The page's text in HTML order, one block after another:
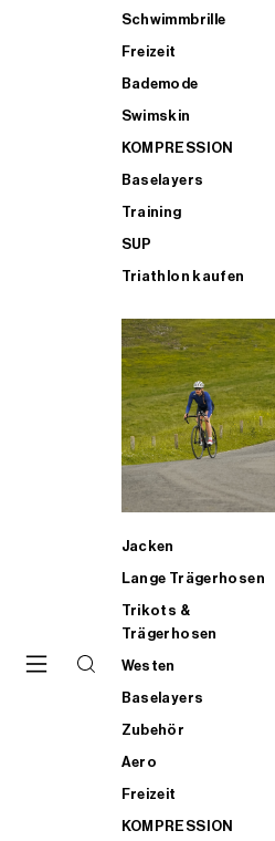
Schwimmbrille
Freizeit
Bademode
Swimskin
KOMPRESSION
Baselayers
Training
SUP
Triathlon kaufen
Jacken
Lange Trägerhosen
Trikots &
Trägerhosen
Westen
Baselayers
Zubehör
Aero
Freizeit
KOMPRESSION